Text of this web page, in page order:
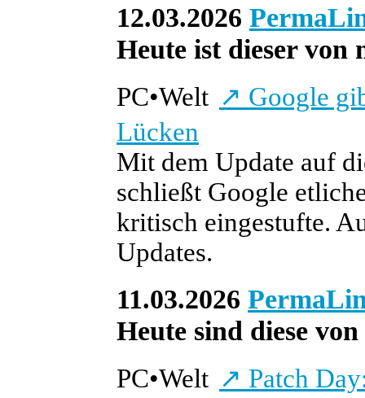
12.03.2026
Heute ist dieser von
PC•Welt ↗ Google
Lücken
Mit dem Update auf
schließt Google
kritisch eingestufte.
Updates.
11.03.2026
Heute sind diese
PC•Welt ↗ Patch